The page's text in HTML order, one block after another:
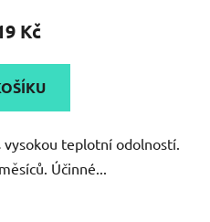
produktu
5,0
z
hvězdiček.
Kč
vysokou teplotní odolností.
Účinné...